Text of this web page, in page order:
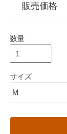
販売価格
数量
サイズ